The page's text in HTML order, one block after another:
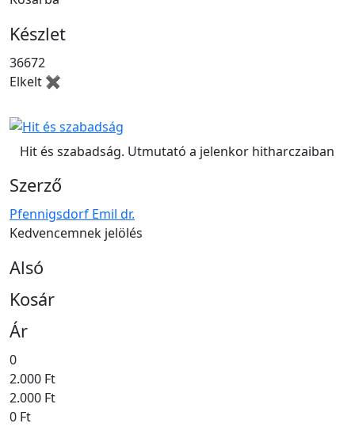
Készlet
36672
Elkelt ✖
Hit és szabadság. Utmutató a jelenkor hitharczaiban
Szerző
Pfennigsdorf Emil dr.
Kedvencemnek jelölés
Alsó
Kosár
Ár
0
2.000 Ft
2.000 Ft
0 Ft